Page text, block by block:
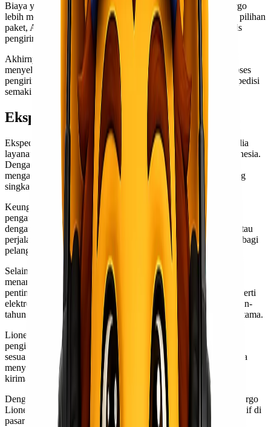
Biaya yang kompetitif sering kali membuat jasa ekspedisi cargo
lebih menarik dibandingkan metode lain. Dengan banyaknya pilihan
paket, Anda bisa mendapatkan harga terbaik untuk setiap jenis
pengiriman.
Akhirnya, dukungan pelanggan yang responsif membantu
menyelesaikan masalah atau menjawab pertanyaan terkait proses
pengiriman. Ini membuat pengalaman menggunakan jasa ekspedisi
semakin nyaman dan tanpa stres.
Ekspedisi Cargo Lionel Express
Ekspedisi Cargo Lionel Express merupakan salah satu penyedia
layanan pengiriman barang yang telah terbukti handal di Indonesia.
Dengan fokus pada efisiensi dan kecepatan, mereka mampu
mengantarkan barang dari Jakarta ke Sofifi dengan waktu yang
singkat.
Keunggulan dari Lionel Express terletak pada armada
pengangkutannya yang modern. Setiap kendaraan dilengkapi
dengan sistem pelacakan canggih, sehingga Anda bisa memantau
perjalanan barang secara real-time. Ini memberikan rasa aman bagi
pelanggan, terutama untuk kiriman bernilai tinggi.
Selain itu, tim profesional di Lionel Express terlatih dalam
menangani berbagai jenis paket. Mereka memahami betul
pentingnya perlakuan khusus untuk barang-barang tertentu seperti
elektronik atau dokumen penting. Dengan pengalaman bertahun-
tahun dalam industri ini, kualitas pelayanan menjadi prioritas utama.
Lionel Express juga menawarkan fleksibilitas dalam jadwal
pengiriman. Dapatkan pilihan pengiriman reguler maupun kilat
sesuai kebutuhan Anda. Berbagai opsi ini memungkinkan Anda
menyesuaikan biaya dan waktu sesuai anggaran serta urgensi
kiriman.
Dengan komitmen terhadap kepuasan pelanggan, Ekspedisi Cargo
Lionel Express terus berinovasi agar tetap relevan dan kompetitif di
pasar ekspedisi cargo Indonesia.